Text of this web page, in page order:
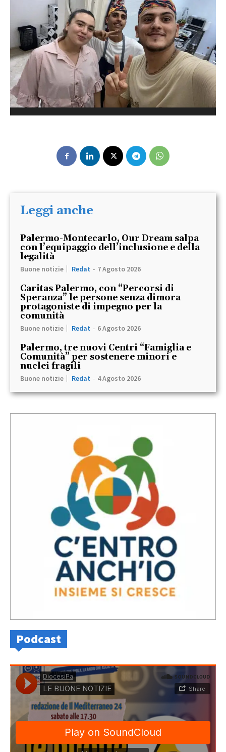
Leggi anche
Palermo-Montecarlo, Our Dream salpa
con l’equipaggio dell’inclusione e della
legalità
Buone notizie Redat - 7 Agosto 2026
Caritas Palermo, con “Percorsi di
Speranza” le persone senza dimora
protagoniste di impegno per la
comunità
Buone notizie Redat - 6 Agosto 2026
Palermo, tre nuovi Centri “Famiglia e
Comunità” per sostenere minori e
nuclei fragili
Buone notizie Redat - 4 Agosto 2026
Podcast